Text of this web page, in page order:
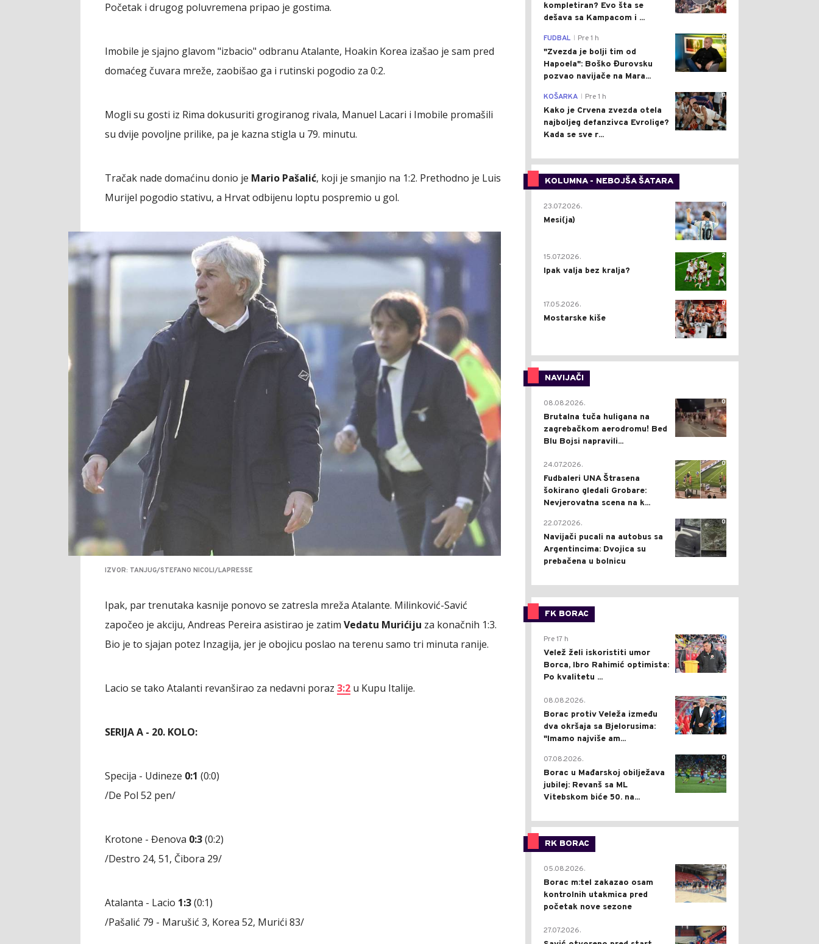
Početak i drugog poluvremena pripao je gostima.
Imobile je sjajno glavom "izbacio" odbranu Atalante, Hoakin Korea izašao je sam pred
domaćeg čuvara mreže, zaobišao ga i rutinski pogodio za 0:2.
Mogli su gosti iz Rima dokusuriti grogiranog rivala, Manuel Lacari i Imobile promašili
su dvije povoljne prilike, pa je kazna stigla u 79. minutu.
Tračak nade domaćinu donio je Mario Pašalić, koji je smanjio na 1:2. Prethodno je Luis
Murijel pogodio stativu, a Hrvat odbijenu loptu pospremio u gol.
IZVOR: TANJUG/STEFANO NICOLI/LAPRESSE
Ipak, par trenutaka kasnije ponovo se zatresla mreža Atalante. Milinković-Savić
započeo je akciju, Andreas Pereira asistirao je zatim Vedatu Murićiju za konačnih 1:3.
Bio je to sjajan potez Inzagija, jer je obojicu poslao na terenu samo tri minuta ranije.
Lacio se tako Atalanti revanširao za nedavni poraz 3:2 u Kupu Italije.
SERIJA A - 20. KOLO:
Specija - Udineze 0:1 (0:0)
/De Pol 52 pen/
Krotone - Đenova 0:3(0:2)
/Destro 24, 51, Čibora 29/
Atalanta - Lacio 1:3(0:1)
/Pašalić 79 - Marušić 3, Korea 52, Murići 83/
kompletiran? Evo šta se
dešava sa Kampacom i ...
0
FUDBAL Pre 1 h
"Zvezda je bolji tim od
Hapoela": Boško Đurovsku
pozvao navijače na Mara...
0
KOŠARKA Pre 1 h
Kako je Crvena zvezda otela
najboljeg defanzivca Evrolige?
Kada se sve r...
KOLUMNA - NEBOJŠA ŠATARA
0
23.07.2026.
Mesi(ja)
2
15.07.2026.
Ipak valja bez kralja?
0
17.05.2026.
Mostarske kiše
NAVIJAČI
0
08.08.2026.
Brutalna tuča huligana na
zagrebačkom aerodromu! Bed
Blu Bojsi napravili...
0
24.07.2026.
Fudbaleri UNA Štrasena
šokirano gledali Grobare:
Nevjerovatna scena na k...
0
22.07.2026.
Navijači pucali na autobus sa
Argentincima: Dvojica su
prebačena u bolnicu
FK BORAC
0
Pre 17 h
Velež želi iskoristiti umor
Borca, Ibro Rahimić optimista:
Po kvalitetu ...
0
08.08.2026.
Borac protiv Veleža između
dva okršaja sa Bjelorusima:
"Imamo najviše am...
0
07.08.2026.
Borac u Mađarskoj obilježava
jubilej: Revanš sa ML
Vitebskom biće 50. na...
RK BORAC
0
05.08.2026.
Borac m:tel zakazao osam
kontrolnih utakmica pred
početak nove sezone
0
27.07.2026.